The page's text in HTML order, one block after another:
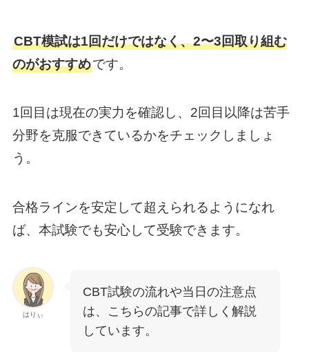
CBT模試は1回だけではなく、2〜3回取り組む
のがおすすめです。
1回目は現在の実力を確認し、2回目以降は苦手
分野を克服できているかをチェックしましょ
う。
合格ラインを安定して超えられるようになれ
ば、本試験でも安心して受験できます。
はりぃ
CBT試験の流れや当日の注意点
は、こちらの記事で詳しく解説
しています。